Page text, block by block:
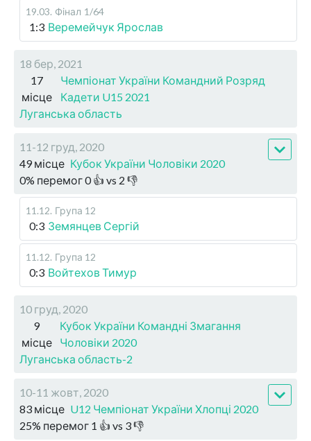
19.03. Фінал 1/64
1:3 Веремейчук Ярослав
18 бер, 2021
17
місце
Чемпіонат України Командний Розряд
Кадети U15 2021
Луганська область
11-12 груд, 2020
49 місце Кубок України Чоловіки 2020
0% перемог0👍 vs 2 👎
11.12. Група 12
0:3 Земянцев Сергій
11.12. Група 12
0:3 Войтехов Тимур
10 груд, 2020
9
місце
Кубок України Командні Змагання
Чоловіки 2020
Луганська область-2
10-11 жовт, 2020
83 місце U12 Чемпіонат України Хлопці 2020
25% перемог 1 👍 vs 3👎